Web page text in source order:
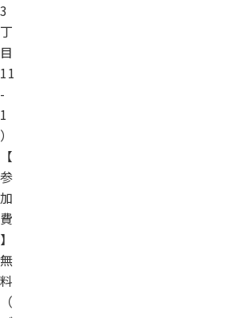
3
丁
目
11
-
1
）
【
参
加
費
】
無
料
（